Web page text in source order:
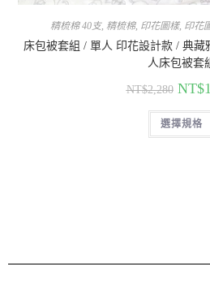
精梳棉 40支, 精梳棉, 印花圖樣, 印花
床包被套組 / 單人 印花設計款 / 典藏
人床包被套
NT$2,280 NT$
選擇規格